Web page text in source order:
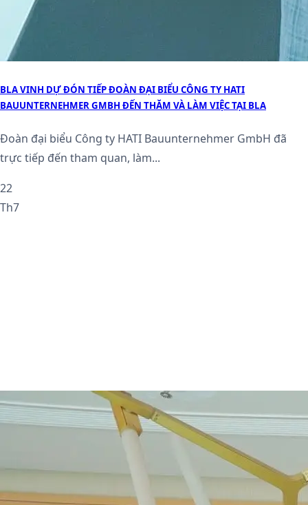
BLA VINH DỰ ĐÓN TIẾP ĐOÀN ĐẠI BIỂU CÔNG TY HATI
BAUUNTERNEHMER GMBH ĐẾN THĂM VÀ LÀM VIỆC TẠI BLA
Đoàn đại biểu Công ty HATI Bauunternehmer GmbH đã
trực tiếp đến tham quan, làm...
22
Th7